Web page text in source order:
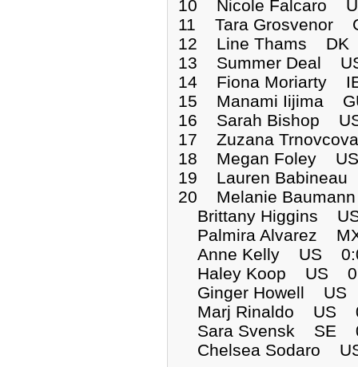
10 Nicole Falcaro
11 Tara
12 Line Thams
13 Summer Deal
14 Fiona Moriarty
15 Manami Iijima
16 Sarah Bishop
17 Zuzana
18 Megan Foley
19 Lauren
20 Melanie
Brittany Higgins
Palmira Alvarez
Anne Kelly US
Haley Koop US
Ginger Howell
Marj Rinaldo US
Sara Svensk SE
Chelsea Sodaro